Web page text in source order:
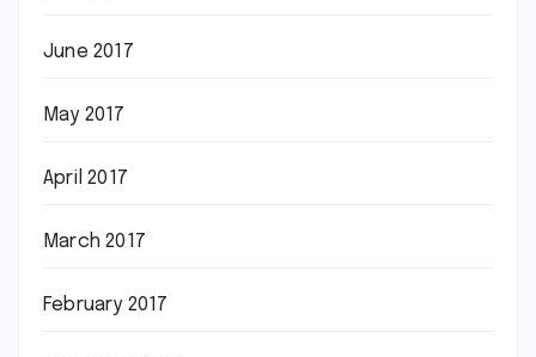
June 2017
May 2017
April 2017
March 2017
February 2017